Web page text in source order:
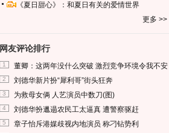
《夏日甜心》：和夏日有关的爱情世界
更多 >>
网友评论排行
1 董卿：这两年没什么突破 激烈竞争环境令我不安
2 刘德华新片扮“犀利哥”街头狂奔
3 为救母女俩 人艺演员中数刀(图)
4 刘德华扮邋遢农民工太逼真 遭警察驱赶
5 章子怡斥港媒歧视内地演员 称刁钻势利